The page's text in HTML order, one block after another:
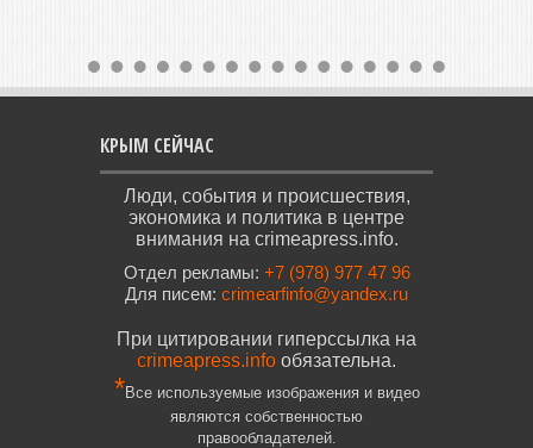
КРЫМ СЕЙЧАС
Люди, события и происшествия,
экономика и политика в центре
внимания на crimeapress.info.
Отдел рекламы: +7 (978) 977 47 96
Для писем: crimearfinfo@yandex.ru
При цитировании гиперссылка на
crimeapress.info обязательна.
*Все используемые изображения и видео
являются собственностью
правообладателей.